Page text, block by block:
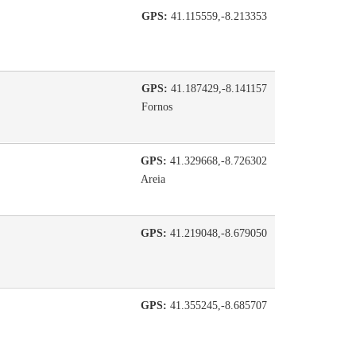
GPS: 41.115559,-8.213353
GPS: 41.187429,-8.141157
Fornos
GPS: 41.329668,-8.726302
Areia
GPS: 41.219048,-8.679050
GPS: 41.355245,-8.685707